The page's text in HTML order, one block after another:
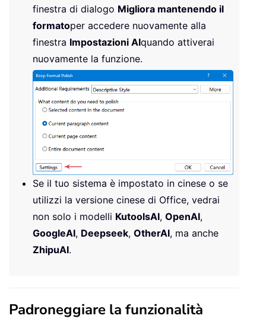
finestra di dialogo Migliora mantenendo il
formatoper accedere nuovamente alla
finestra Impostazioni AIquando attiverai
nuovamente la funzione.
Se il tuo sistema è impostato in cinese o se
utilizzi la versione cinese di Office, vedrai
non solo i modelli KutoolsAI, OpenAI,
GoogleAI, Deepseek, OtherAI, ma anche
ZhipuAI.
Padroneggiare la funzionalità